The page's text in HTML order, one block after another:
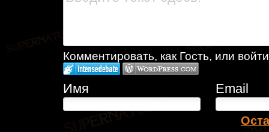
Комментировать, как Гость, или
Имя Email